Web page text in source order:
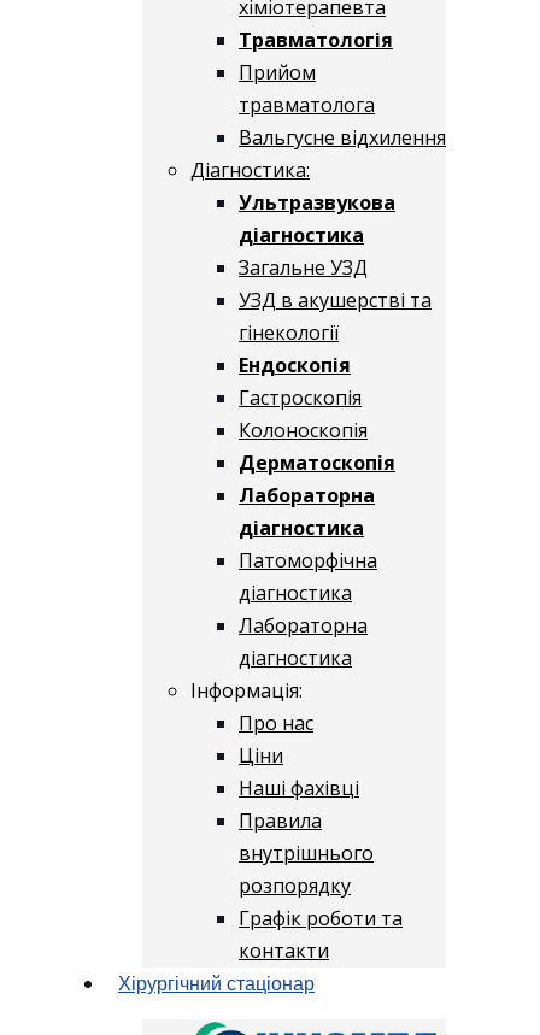
хіміотерапевта
Травматологія
Прийом
травматолога
Вальгусне відхилення
Діагностика:
Ультразвукова
діагностика
Загальне УЗД
УЗД в акушерстві та
гінекології
Ендоскопія
Гастроскопія
Колоноскопія
Дерматоскопія
Лабораторна
діагностика
Патоморфічна
діагностика
Лабораторна
діагностика
Інформація:
Про нас
Ціни
Наші фахівці
Правила
внутрішнього
розпорядку
Графік роботи та
контакти
Хірургічний стаціонар